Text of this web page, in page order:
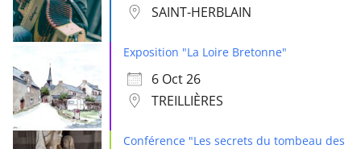
SAINT-HERBLAIN
Exposition "La Loire Bretonne"
6 Oct 26
TREILLIÈRES
Conférence "Les secrets du tombeau des